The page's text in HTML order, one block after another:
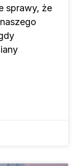
sprawy, że